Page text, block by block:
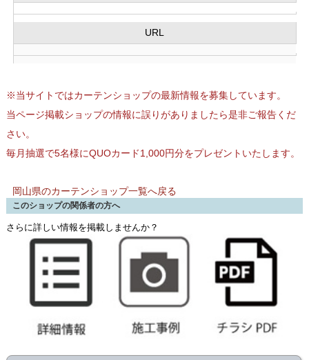
URL
※当サイトではカーテンショップの最新情報を募集しています。
当ページ掲載ショップの情報に誤りがありましたら是非ご報告くだ
さい。
毎月抽選で5名様にQUOカード1,000円分をプレゼントいたします。
岡山県のカーテンショップ一覧へ戻る
このショップの関係者の方へ
さらに詳しい情報を掲載しませんか？